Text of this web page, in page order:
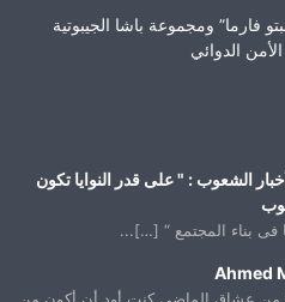
فارما” ومجموعة باشا الجيبوتية
الدوائي
الشعوب : " على قدر النوايا تكون
فى بناء المجتمع “ […]...
Ahmed